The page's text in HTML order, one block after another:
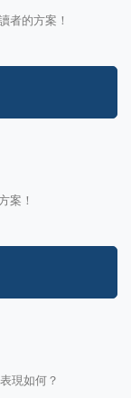
者的方案！
案！
現如何？